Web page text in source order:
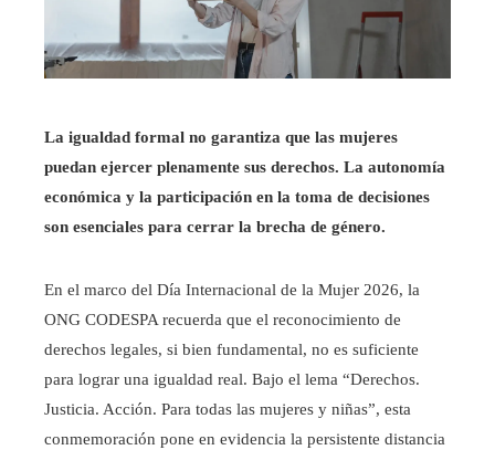
La igualdad formal no garantiza que las mujeres
puedan ejercer plenamente sus derechos. La autonomía
económica y la participación en la toma de decisiones
son esenciales para cerrar la brecha de género.
En el marco del Día Internacional de la Mujer 2026, la
ONG CODESPA recuerda que el reconocimiento de
derechos legales, si bien fundamental, no es suficiente
para lograr una igualdad real. Bajo el lema “Derechos.
Justicia. Acción. Para todas las mujeres y niñas”, esta
conmemoración pone en evidencia la persistente distancia